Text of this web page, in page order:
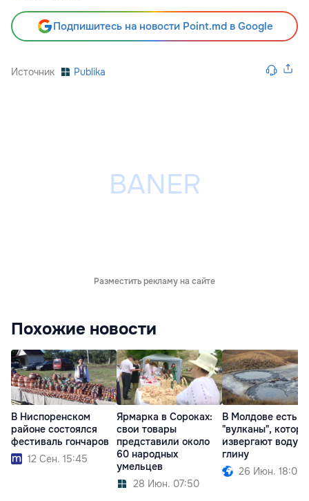
Подпишитесь на новости Point.md в Google
Источник Publika
Разместить рекламу на сайте
Похожие новости
В Ниспоренском
районе состоялся
фестиваль гончаров
12 Сен. 15:45
Ярмарка в Сороках:
свои товары
представили около
60 народных
умельцев
28 Июн. 07:50
В Молдове есть
"вулканы",
извергают воду и
глину
26 Июн. 18:05